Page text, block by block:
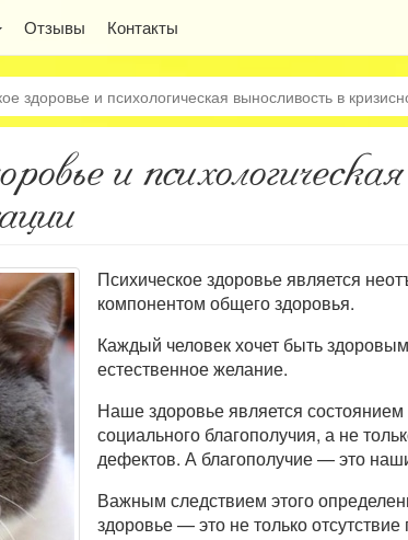
Отзывы Контакты
здоровье и психологическая выносливость в
и
Психическое здоровье является
компонентом общего здоровья.
Каждый человек хочет быть
естественное желание.
Наше здоровье является
социального благополучия, а не
дефектов. А благополучие — это
Важным следствием этого
здоровье — это не только